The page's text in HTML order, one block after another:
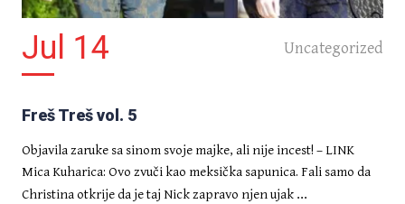
DELUXE
[SPRDEX KVIZ] Saznaj razlikuješ
li srpsku cajku od rock klasika!
Jul 14 Uncategorized
Freš Treš vol. 5
Objavila zaruke sa sinom svoje majke, ali nije incest! – LINK
Mica Kuharica: Ovo zvuči kao meksička sapunica. Fali samo da
Christina otkrije da je taj Nick zapravo njen ujak ...